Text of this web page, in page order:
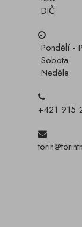
DIČ
Pondělí -
Sobota
Neděle
+421 915